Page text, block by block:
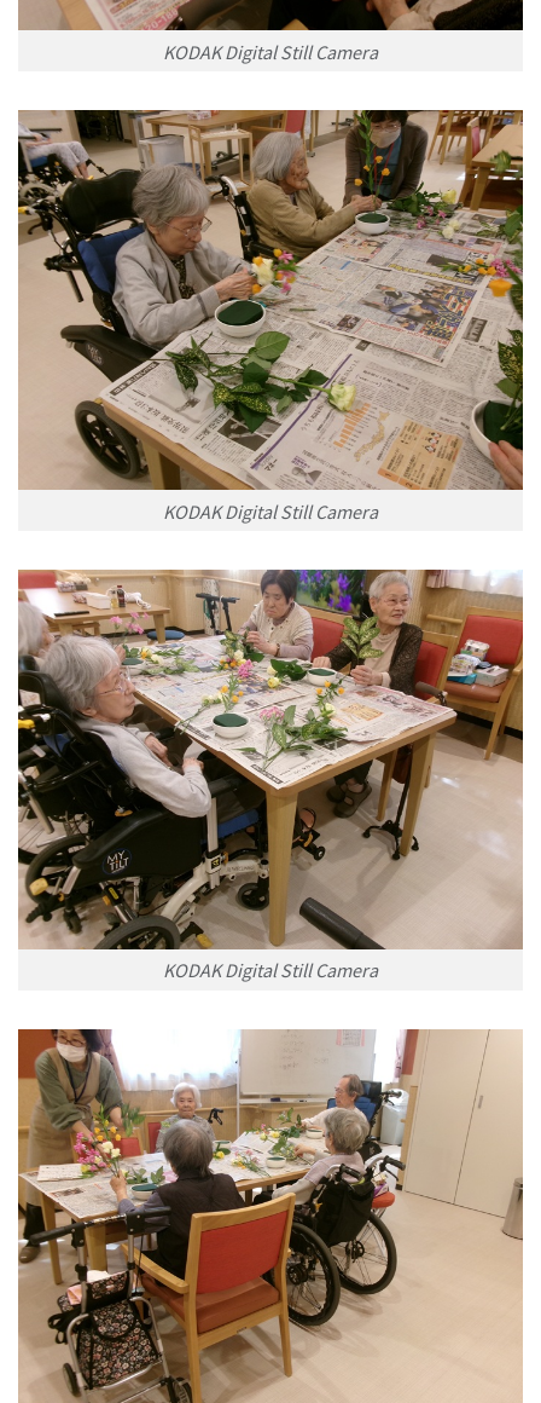
KODAK Digital Still Camera
KODAK Digital Still Camera
KODAK Digital Still Camera